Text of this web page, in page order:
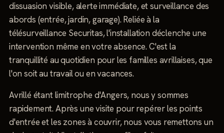
dissuasion visible, alerte immédiate, et surveillance des
abords (entrée, jardin, garage). Reliée à la
télésurveillance Securitas, l'installation déclenche une
intervention même en votre absence. C'est la
tranquillité au quotidien pour les familles avrillaises, que
l'on soit au travail ou en vacances.
Avrillé étant limitrophe d'Angers, nous y sommes
rapidement. Après une visite pour repérer les points
d'entrée et les zones à couvrir, nous vous remettons un